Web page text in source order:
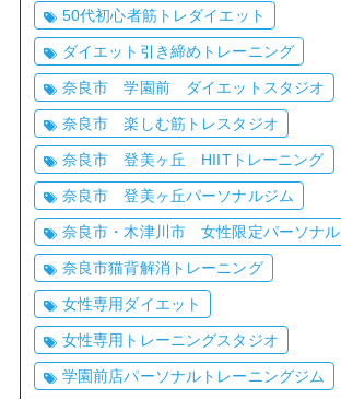
50代初心者筋トレダイエット
ダイエット引き締めトレーニング
奈良市 学園前 ダイエットスタジオ
奈良市 楽しむ筋トレスタジオ
奈良市 登美ヶ丘 HIITトレーニング
奈良市 登美ヶ丘パーソナルジム
奈良市・木津川市 女性限定パーソナ
奈良市猫背解消トレーニング
女性専用ダイエット
女性専用トレーニングスタジオ
学園前店パーソナルトレーニングジム